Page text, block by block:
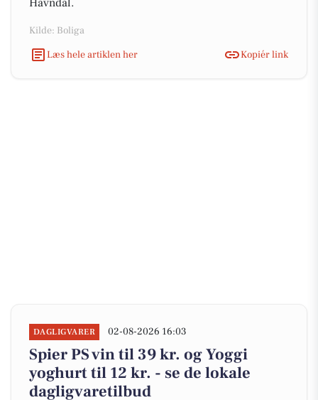
Havndal.
Kilde: Boliga
Læs hele artiklen her
Kopiér link
DAGLIGVARER 02-08-2026 16:03
Spier PS vin til 39 kr. og Yoggi
yoghurt til 12 kr. - se de lokale
dagligvaretilbud